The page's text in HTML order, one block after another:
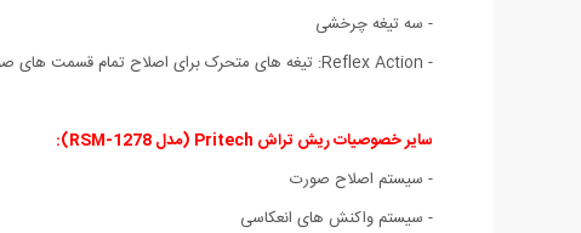
- سه تیغه چرخشی
- Reflex Action: تیغه های متحرک برای اصلاح تمام قسمت های صورت
سایر خصوصیات ریش تراش Pritech (مدل RSM-1278):
- سیستم اصلاح صورت
- سیستم واکنش های انعکاسی